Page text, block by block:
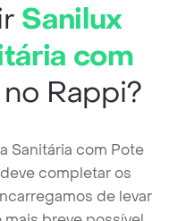
Sanilux
com
no Rappi?
Sanitária com Pote
completar os
de levar